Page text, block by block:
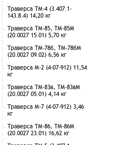
Траверса ТМ-4 (3.407.1-
143.8.4) 14,20 кг
Траверса ТМ-85, ТМ-85М
(20.0027 15.01) 5,70 кг
Траверса ТМ-78б, ТМ-78бМ
(20.0027 09.02) 6,56 кг
Траверса М-2 (4-07-912) 11,54
кг
Траверса ТМ-83в, ТМ-83вМ
(20.0027 05.01) 4,14 кг
Траверса М-7 (4-07-912) 3,46
кг
Траверса ТМ-86, ТМ-86М
(20.0027 23.01) 16,62 кг